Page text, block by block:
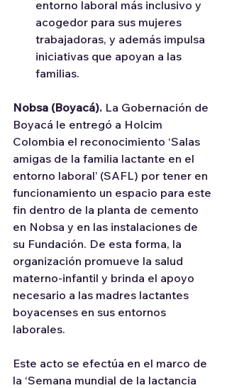
entorno laboral más inclusivo y
acogedor para sus mujeres
trabajadoras, y además impulsa
iniciativas que apoyan a las
familias.
Nobsa (Boyacá). La Gobernación de
Boyacá le entregó a Holcim
Colombia el reconocimiento ‘Salas
amigas de la familia lactante en el
entorno laboral’ (SAFL) por tener en
funcionamiento un espacio para este
fin dentro de la planta de cemento
en Nobsa y en las instalaciones de
su Fundación. De esta forma, la
organización promueve la salud
materno-infantil y brinda el apoyo
necesario a las madres lactantes
boyacenses en sus entornos
laborales.
Este acto se efectúa en el marco de
la ‘Semana mundial de la lactancia